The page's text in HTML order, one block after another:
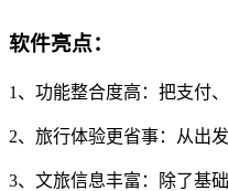
软件亮点：
1、功能整合度高：把支付
2、旅行体验更省事：从出
3、文旅信息丰富：除了基